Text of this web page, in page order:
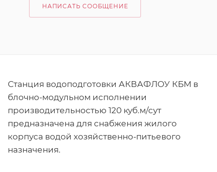
НАПИСАТЬ СООБЩЕНИЕ
Станция водоподготовки АКВАФЛОУ КБМ в
блочно-модульном исполнении
производительностью 120 куб.м/сут
предназначена для снабжения жилого
корпуса водой хозяйственно-питьевого
назначения.